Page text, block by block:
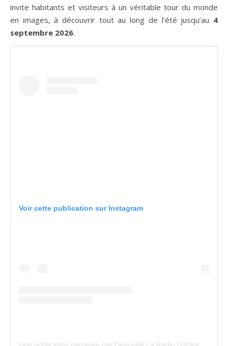
invite habitants et visiteurs à un véritable tour du monde
en images, à découvrir tout au long de l’été jusqu’au 4
septembre 2026.
Voir cette publication sur Instagram